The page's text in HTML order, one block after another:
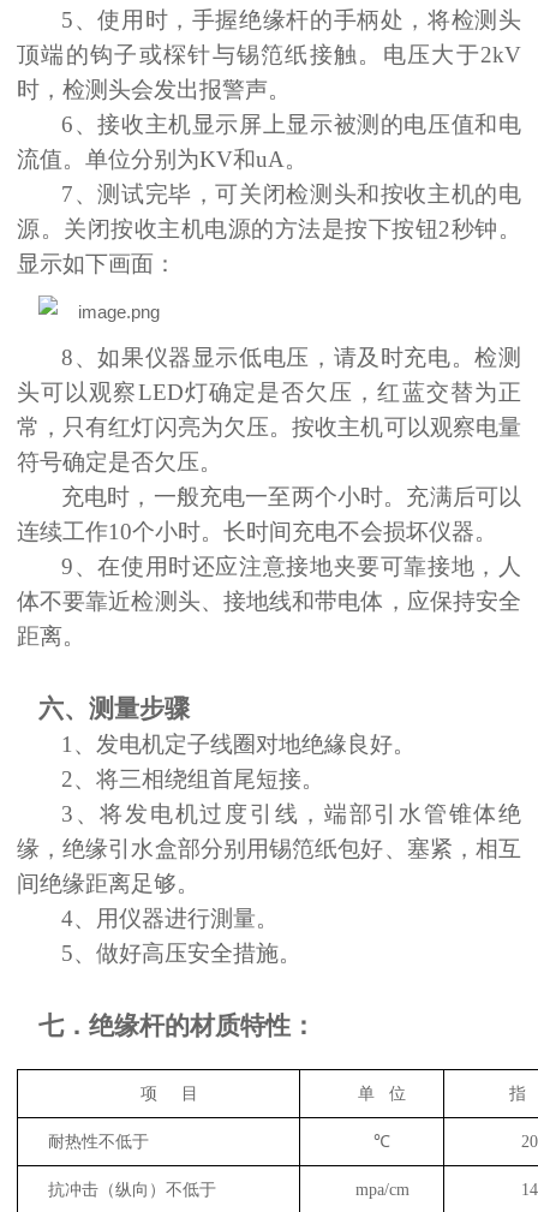
5、使用时，手握绝缘杆的手柄处，将检测头
顶端的钩子或棎针与锡笵纸接触。电压大于2kV
时，检测头会发出报警声。
6、接收主机显示屏上显示被测的电压值和电
流值。单位分别为KV和uA。
7、测试完毕，可关闭检测头和按收主机的电
源。关闭按收主机电源的方法是按下按钮2秒钟。
显示如下画面：
8、如果仪器显示低电压，请及时充电。检测
头可以观察LED灯确定是否欠压，红蓝交替为正
常，只有红灯闪亮为欠压。按收主机可以观察电量
符号确定是否欠压。
充电时，一般充电一至两个小时。充满后可以
连续工作10个小时。长时间充电不会损坏仪器。
9、在使用时还应注意接地夹要可靠接地，人
体不要靠近检测头、接地线和带电体，应保持安全
距离。
六、测量步骤
1、发电机定子线圈对地绝緣良好。
2、将三相绕组首尾短接。
3 、将发电机过度引线，端部引水管锥体绝
缘，绝缘引水盒部分别用锡笵纸包好、塞紧，相互
间绝缘距离足够。
4、用仪器进行測量。
5、做好高压安全措施。
七．绝缘杆的材质特性：
项 目 单 位 指
耐热性不低于 ℃
抗冲击（纵向）不低于 mpa/cm